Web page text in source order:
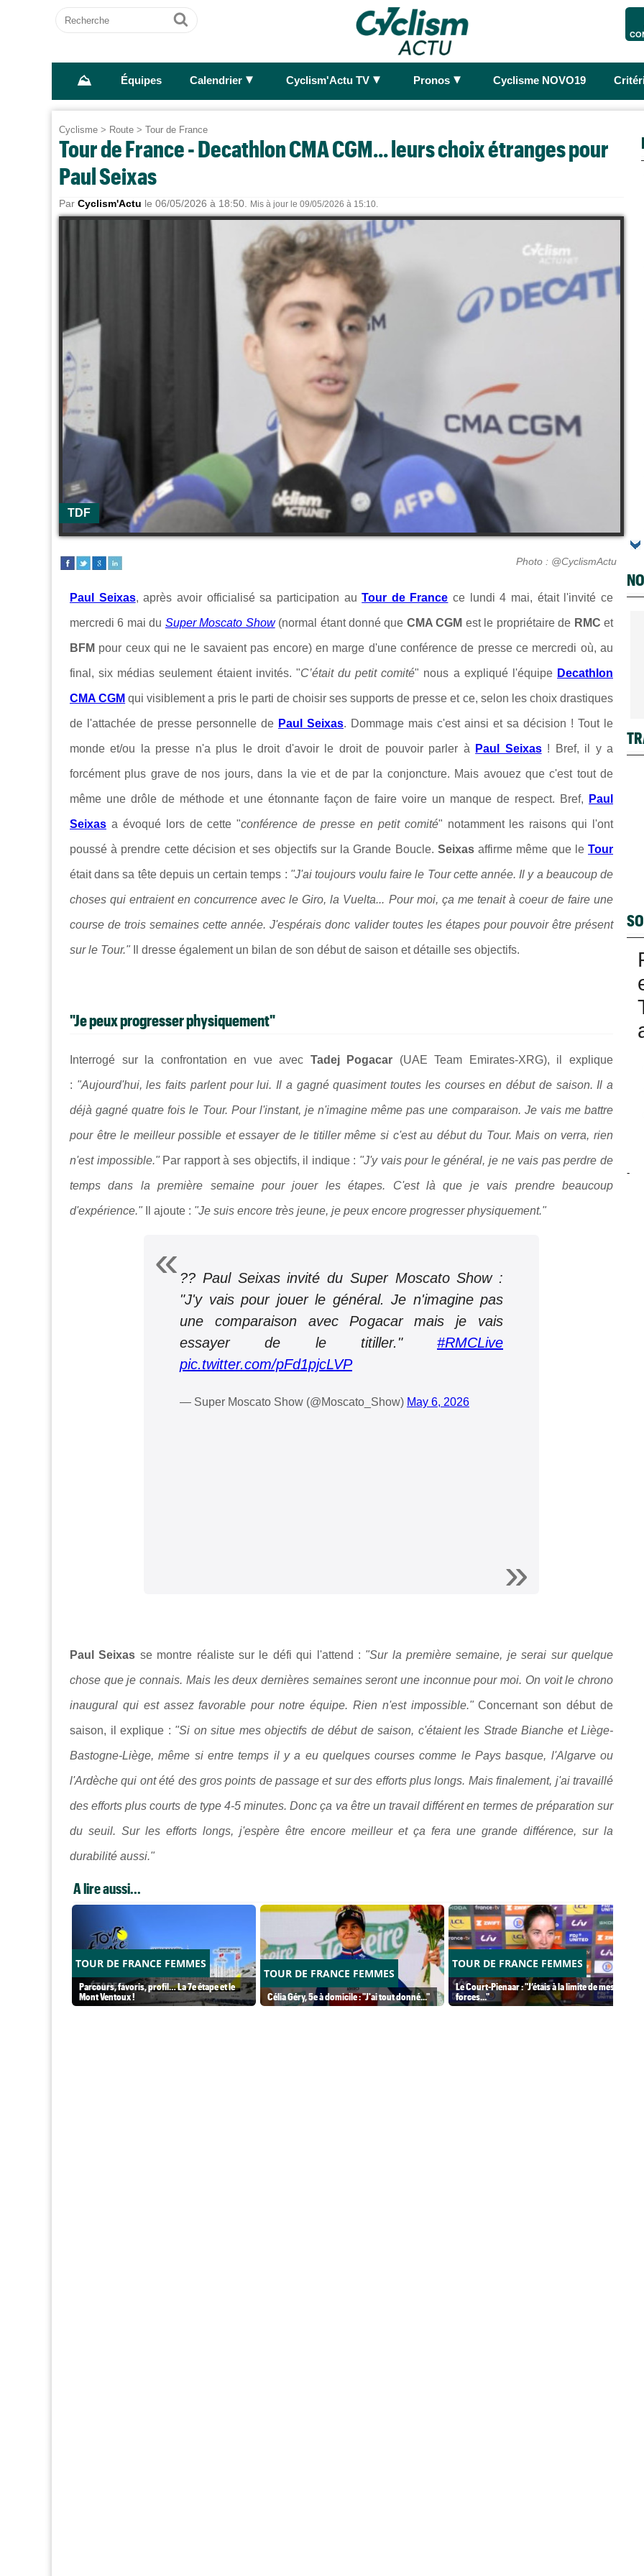
Recherche
Ok
⛰ Équipes Calendrier ► Cyclism'Actu TV ► Pronos ► Cyclisme NOVO19
Cyclisme > Route > Tour de France
Tour de France - Decathlon CMA CGM... leurs choix étranges pour
Paul Seixas
Par Cyclism'Actu le 06/05/2026 à 18:50. Mis à jour le 09/05/2026 à 15:10.
TDF
Photo : @CyclismActu
Paul Seixas, après avoir officialisé sa participation auTour de France ce lundi 4 mai, était l'invité ce
mercredi 6 mai du Super Moscato Show(normal étant donné que CMA CGM est le propriétaire de RMC et
BFM pour ceux qui ne le savaient pas encore) en marge d'une conférence de presse ce mercredi où, au
final, six médias seulement étaient invités. "C’était du petit comité" nous a expliqué l'équipe Decathlon
CMA CGM qui visiblement a pris le parti de choisir ses supports de presse et ce, selon les choix drastiques
de l'attachée de presse personnelle de Paul Seixas. Dommage mais c'est ainsi et sa décision ! Tout le
monde et/ou la presse n'a plus le droit d'avoir le droit de pouvoir parler à Paul Seixas ! Bref, il y a
forcément plus grave de nos jours, dans la vie et de par la conjoncture. Mais avouez que c'est tout de
même une drôle de méthode et une étonnante façon de faire voire un manque de respect. Bref, Paul
Seixas a évoqué lors de cette "conférence de presse en petit comité" notamment les raisons qui l'ont
poussé à prendre cette décision et ses objectifs sur la Grande Boucle. Seixasaffirme même que leTour
était dans sa tête depuis un certain temps : "J'ai toujours voulu faire le Tour cette année. Il y a beaucoup de
choses qui entraient en concurrence avec le Giro, la Vuelta... Pour moi, ça me tenait à coeur de faire une
course de trois semaines cette année. J'espérais donc valider toutes les étapes pour pouvoir être présent
sur le Tour." Il dresse également un bilan de son début de saison et détaille ses objectifs.
"Je peux progresser physiquement"
Interrogé sur la confrontation en vue avec Tadej Pogacar (UAE Team Emirates-XRG), il explique
: "Aujourd'hui, les faits parlent pour lui. Il a gagné quasiment toutes les courses en début de saison. Il a
déjà gagné quatre fois le Tour. Pour l'instant, je n'imagine même pas une comparaison. Je vais me battre
pour être le meilleur possible et essayer de le titiller même si c'est au début du Tour. Mais on verra, rien
n'est impossible." Par rapport à ses objectifs, il indique : "J'y vais pour le général, je ne vais pas perdre de
temps dans la première semaine pour jouer les étapes. C'est là que je vais prendre beaucoup
d'expérience." Il ajoute : "Je suis encore très jeune, je peux encore progresser physiquement."
?? Paul Seixas invité du Super Moscato Show :
"J'y vais pour jouer le général. Je n'imagine pas
une comparaison avec Pogacar mais je vais
essayer de le titiller." #RMCLive
pic.twitter.com/pFd1pjcLVP
— Super Moscato Show (@Moscato_Show) May 6, 2026
Paul Seixas se montre réaliste sur le défi qui l'attend : "Sur la première semaine, je serai sur quelque
chose que je connais. Mais les deux dernières semaines seront une inconnue pour moi. On voit le chrono
inaugural qui est assez favorable pour notre équipe. Rien n'est impossible."Concernant son début de
saison, il explique : "Si on situe mes objectifs de début de saison, c'étaient les Strade Bianche et Liège-
Bastogne-Liège, même si entre temps il y a eu quelques courses comme le Pays basque, l'Algarve ou
l'Ardèche qui ont été des gros points de passage et sur des efforts plus longs. Mais finalement, j'ai travaillé
des efforts plus courts de type 4-5 minutes. Donc ça va être un travail différent en termes de préparation sur
du seuil. Sur les efforts longs, j'espère être encore meilleur et ça fera une grande différence, sur la
durabilité aussi."
A lire aussi...
TOUR DE FRANCE FEMMES
Parcours, favoris, profil… La 7e étape et le
Mont Ventoux !
TOUR DE FRANCE FEMMES
Célia Géry, 5e à domicile : "J'ai tout donné..."
TOUR DE FRANCE FEMMES
Le Court-Pienaar : "J’étais à la limite de mes
forces..."
-